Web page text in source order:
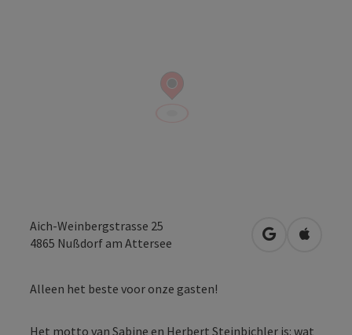
Aich-Weinbergstrasse 25
4865 Nußdorf am Attersee Openen in
Alleen het beste voor onze gasten!
Het motto van Sabine en Herbert Steinbichler is: wat